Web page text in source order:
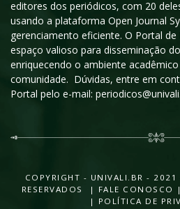
editores dos periódicos, com 20
usando a plataforma Open Journal
gerenciamento eficiente. O Portal
espaço valioso para disseminação
enriquecendo o ambiente
comunidade. Dúvidas, entre em
Portal pelo e-mail:
COPYRIGHT - UNIVALI.BR -
RESERVADOS |
FALE CONOSCO |
| POLÍTICA DE